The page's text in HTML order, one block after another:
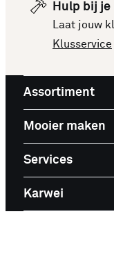
producten.
laat je
Hulp bij je
Laat jouw
Klusservice
Assortiment
Mooier maken
Services
Karwei